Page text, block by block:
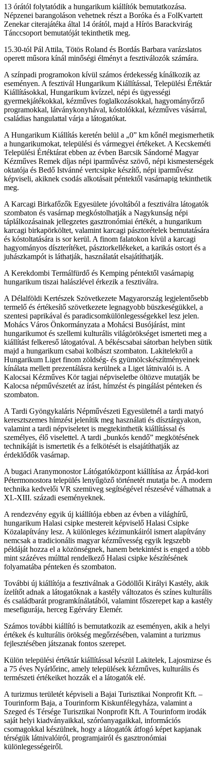
13 órától folytatódik a hungarikum kiállítók bemutatkozása.
Népzenei barangoláson vehetnek részt a Boróka és a FolKvartett
Zenekar citerajátéka által 14 órától, majd a Hírös Barackvirág
Tánccsoport bemutatóját tekinthetik meg.
15.30-tól Pál Attila, Tötös Roland és Bordás Barbara varázslatos
operett műsora kínál minőségi élményt a fesztiválozók számára.
A színpadi programokon kívül számos érdekesség kínálkozik az
eseményen. A fesztivál Hungarikum Kiállítással, Települési Értéktár
Kiállításokkal, Hungarikum kvízzel, népi és ügyességi
gyermekjátékokkal, kézműves foglalkozásokkal, hagyományőrző
programokkal, látványkonyhával, kóstolókkal, kézműves vásárral,
családias hangulattal várja a látogatókat.
A Hungarikum Kiállítás keretén belül a „0” km kőnél megismerhetik
a hungarikumokat, települési és vármegyei értékeket. A Kecskeméti
Települési Értéktárat ebben az évben Barcsik Sándorné Magyar
Kézműves Remek díjas népi iparművész szövő, népi kismesterségek
oktatója és Bedő Istvánné vertcsipke készítő, népi iparművész
képviseli, akiknek csodás alkotásait péntektől vasárnapig tekinthetik
meg.
A Karcagi Birkafőzők Egyesülete jóvoltából a fesztiválra látogatók
szombaton és vasárnap megkóstolhatják a Nagykunság népi
táplálkozásainak jellegzetes gasztronómiai értékét, a hungarikum
karcagi birkapörköltet, valamint karcagi pásztorételek bemutatására
és kóstoltatására is sor kerül. A finom falatokon kívül a karcagi
hagyományos díszterítéket, pásztorkellékeket, a karikás ostort és a
juhászkampót is láthatják, használatát elsajátíthatják.
A Kerekdombi Termálfürdő és Kemping péntektől vasárnapig
hungarikum tiszai halászlével érkezik a fesztiválra.
A Délalföldi Kertészek Szövetkezete Magyarország legjelentősebb
termelő és értékesítő szövetkezete legnagyobb büszkeségükkel, a
szentesi paprikával és paradicsomkülönlegességekkel lesz jelen.
Mohács Város Önkormányzata a Mohácsi Busójárást, mint
hungarikumot és szellemi kulturális világörökséget ismerteti meg a
kiállítást felkereső látogatóval. A békéscsabai sátorban helyben sütik
majd a hungarikum csabai kolbászt szombaton. Lakitelekről a
Hungarikum Liget finom zöldség- és gyümölcskészítményeinek
kínálata mellett prezentálásra kerülnek a Liget látnivalói is. A
Kalocsai Kézműves Kör tagjai népviseletbe öltözve mutatják be
Kalocsa népművészetét az írást, hímzést és pingálást pénteken és
szombaton.
A Tardi Gyöngykaláris Népművészeti Egyesületnél a tardi matyó
keresztszemes hímzést jelenítik meg használati és dísztárgyakon,
valamint a tardi népviseletet is megtekinthetik kiállítással és
személyes, élő viselettel. A tardi „bunkós kendő” megkötésének
technikáját is ismertetik és a felkötését is elsajátíthatják az
érdeklődők vasárnap.
A bugaci Aranymonostor Látógatóközpont kiállítása az Árpád-kori
Pétermonostora település lenyűgöző történetét mutatja be. A modern
technika kedvelői VR szemüveg segítségével részesévé válhatnak a
XI.-XIII. századi eseményeknek.
A rendezvény egyik új kiállítója ebben az évben a világhírű,
hungarikum Halasi csipke mestereit képviselő Halasi Csipke
Közalapítvány lesz. A különleges kézimunkáiról ismert alapítvány
nemcsak a tradicionális magyar kézművesség egyik legszebb
példáját hozza el a közönségnek, hanem betekintést is enged a több
mint százéves múlttal rendelkező Halasi csipke készítésének
folyamatába pénteken és szombaton.
További új kiállítója a fesztiválnak a Gödöllői Királyi Kastély, akik
ízelítőt adnak a látogatóknak a kastély változatos és színes kulturális
és családbarát programkínálatából, valamint főszerepet kap a kastély
mesefigurája, herceg Egérváry Elemér.
Számos további kiállító is bemutatkozik az eseményen, akik a helyi
értékek és kulturális örökség megőrzésében, valamint a turizmus
fejlesztésében játszanak fontos szerepet.
Külön települési értéktár kiállítással készül Lakitelek, Lajosmizse és
a 75 éves Nyárlőrinc, amely települések kézműves, kulturális és
természeti értékeiket hozzák el a látogatók elé.
A turizmus területét képviseli a Bajai Turisztikai Nonprofit Kft. –
Tourinform Baja, a Tourinform Kiskunfélegyháza, valamint a
Szeged és Térsége Turisztikai Nonprofit Kft. A Tourinform irodák
saját helyi kiadványaikkal, szóróanyagaikkal, információs
csomagokkal készülnek, hogy a látogatók átfogó képet kapjanak
térségük látnivalóiról, programjairól és gasztronómiai
különlegességeiről.